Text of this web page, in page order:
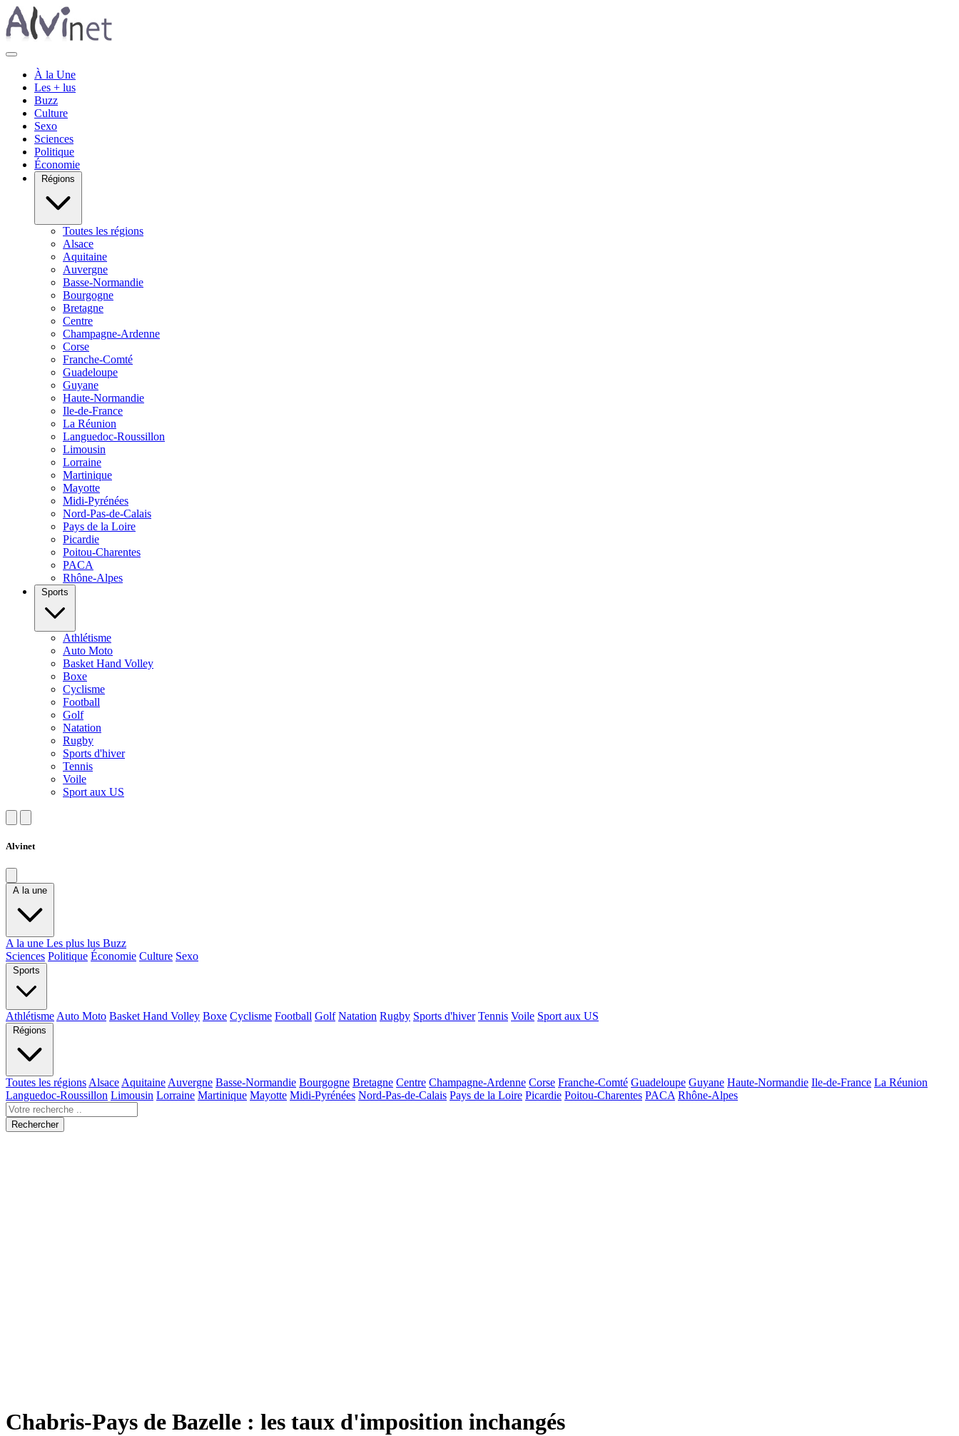
À la Une
Les + lus
Buzz
Culture
Sexo
Sciences
Politique
Économie
Régions
Toutes les régions
Alsace
Aquitaine
Auvergne
Basse-Normandie
Bourgogne
Bretagne
Centre
Champagne-Ardenne
Corse
Franche-Comté
Guadeloupe
Guyane
Haute-Normandie
Ile-de-France
La Réunion
Languedoc-Roussillon
Limousin
Lorraine
Martinique
Mayotte
Midi-Pyrénées
Nord-Pas-de-Calais
Pays de la Loire
Picardie
Poitou-Charentes
PACA
Rhône-Alpes
Sports
Athlétisme
Auto Moto
Basket Hand Volley
Boxe
Cyclisme
Football
Golf
Natation
Rugby
Sports d'hiver
Tennis
Voile
Sport aux US
Alvinet
A la une
A la une Les plus lus Buzz
Sciences Politique Économie Culture Sexo
Sports
Athlétisme Auto Moto Basket Hand Volley Boxe Cyclisme Football Golf Natation Rugby Sports d'hiver Tennis Voile Sport aux US
Régions
Toutes les régions Alsace Aquitaine Auvergne Basse-Normandie Bourgogne Bretagne Centre Champagne-Ardenne Corse Franche-Comté Guadeloupe Guyane Haute-Normandie Ile-de-France La Réunion
Languedoc-Roussillon Limousin Lorraine Martinique Mayotte Midi-Pyrénées Nord-Pas-de-Calais Pays de la Loire Picardie Poitou-Charentes PACA Rhône-Alpes
Rechercher
Chabris-Pays de Bazelle : les taux d'imposition inchangés